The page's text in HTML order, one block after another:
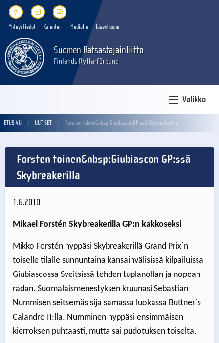
Yhteystiedot Kalenteri Medialle Jäsenhuone
Suomen Ratsastajainliitto
Finlands Ryttarförbund
Valikko
ETUSIVU UUTISET Forsten toinen&nbsp;Giubiascon GP:ssä Skybreakerilla
Forsten toinen&nbsp;Giubiascon GP:ssä
Skybreakerilla
1.6.2010
Mikael Forstén Skybreakerilla GP:n kakkoseksi
Mikko Forstén hyppäsi Skybreakerillä Grand Prix´n
toiselle tilalle sunnuntaina kansainvälisissä kilpailuissa
Giubiascossa Sveitsissä tehden tuplanollan ja nopean
radan. Suomalaismenestyksen kruunasi Sebastian
Nummisen seitsemäs sija samassa luokassa Buttner´s
Calandro II:lla. Numminen hyppäsi ensimmäisen
kierroksen puhtaasti, mutta sai pudotuksen toiselta.